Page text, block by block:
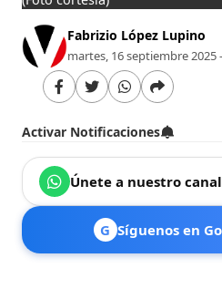
Fabrizio López Lupino
martes, 16 septiembre 2025
Activar Notificaciones
Únete a nuestro
G Síguenos en